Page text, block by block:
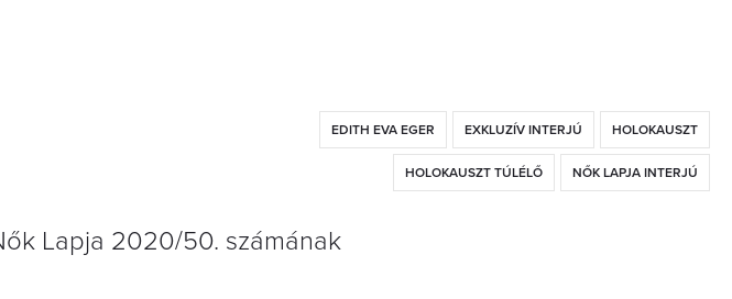
EDITH EVA EGER EXKLUZÍV INTERJÚ HOLOKAUSZT
HOLOKAUSZT TÚLÉLŐ NŐK LAPJA INTERJÚ
Lapja 2020/50. számának